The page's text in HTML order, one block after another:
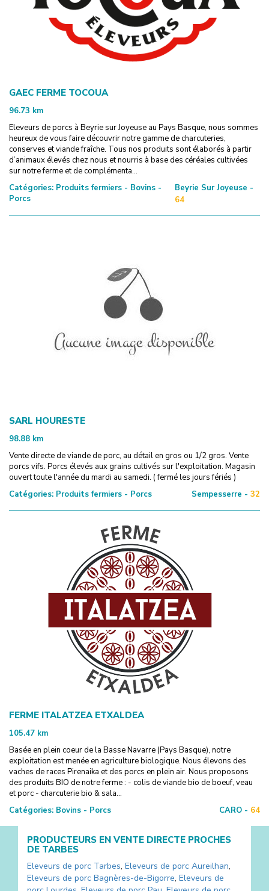
GAEC FERME TOCOUA
96.73 km
Eleveurs de porcs à Beyrie sur Joyeuse au Pays Basque, nous sommes
heureux de vous faire découvrir notre gamme de charcuteries,
conserves et viande fraîche. Tous nos produits sont élaborés à partir
d’animaux élevés chez nous et nourris à base des céréales cultivées
sur notre ferme et de complémenta...
Catégories: Produits fermiers - Bovins -
Porcs
Beyrie Sur Joyeuse -
64
SARL HOURESTE
98.88 km
Vente directe de viande de porc, au détail en gros ou 1/2 gros. Vente
porcs vifs. Porcs élevés aux grains cultivés sur l'exploitation. Magasin
ouvert toute l'année du mardi au samedi. ( fermé les jours fériés )
Catégories: Produits fermiers - Porcs Sempesserre - 32
FERME ITALATZEA ETXALDEA
105.47 km
Basée en plein coeur de la Basse Navarre (Pays Basque), notre
exploitation est menée en agriculture biologique. Nous élevons des
vaches de races Pirenaika et des porcs en plein air. Nous proposons
des produits BIO de notre ferme : - colis de viande bio de boeuf, veau
et porc - charcuterie bio & sala...
Catégories: Bovins - Porcs CARO - 64
PRODUCTEURS EN VENTE DIRECTE PROCHES
DE TARBES
Eleveurs de porc Tarbes, Eleveurs de porc Aureilhan,
Eleveurs de porc Bagnères-de-Bigorre, Eleveurs de